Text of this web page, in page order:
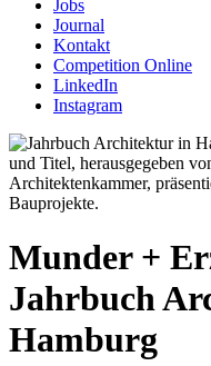
Jobs
Journal
Kontakt
Competition Online
LinkedIn
Instagram
Munder +
Jahrbuch
Hamburg